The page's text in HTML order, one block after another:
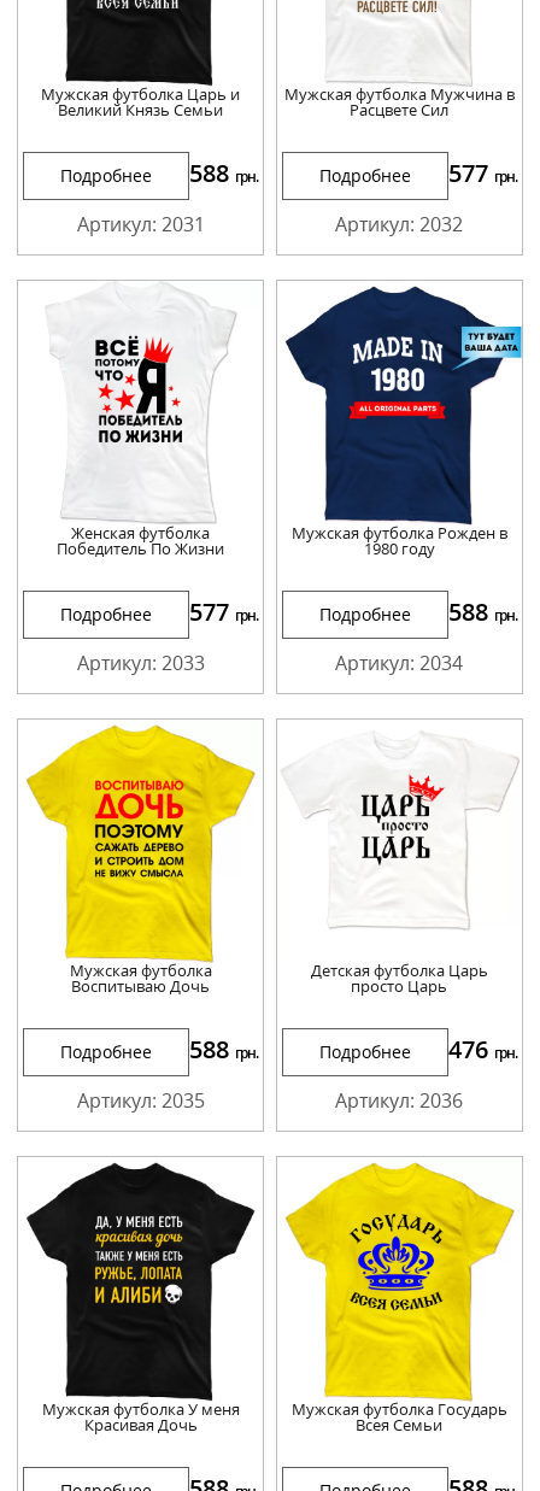
Мужская футболка Царь и
Великий Князь Семьи
Подробнее 588 грн.
Артикул: 2031
Мужская футболка Мужчина в
Расцвете Сил
Подробнее 577 грн.
Артикул: 2032
Женская футболка
Победитель По Жизни
Подробнее 577 грн.
Артикул: 2033
Мужская футболка Рожден в
1980 году
Подробнее 588 грн.
Артикул: 2034
Мужская футболка
Воспитываю Дочь
Подробнее 588 грн.
Артикул: 2035
Детская футболка Царь
просто Царь
Подробнее 476 грн.
Артикул: 2036
Мужская футболка У меня
Красивая Дочь
Мужская футболка Государь
Всея Семьи